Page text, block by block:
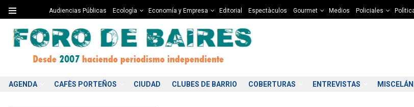
Audiencias Públicas Ecologìa Economía y Empresa Editorial Espectàculos Gourmet Medios Policiales
AGENDA CAFÈS PORTEÑOS CIUDAD CLUBES DE BARRIO COBERTURAS ENTREVISTAS